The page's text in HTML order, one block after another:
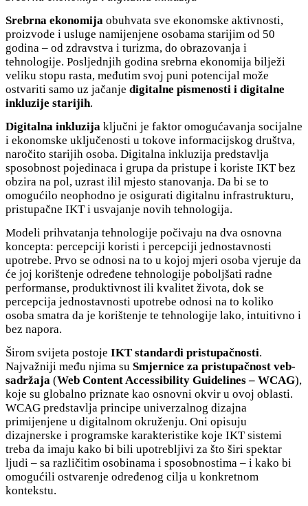
Srebrna ekonomija obuhvata sve ekonomske aktivnosti,
proizvode i usluge namijenjene osobama starijim od 50
godina – od zdravstva i turizma, do obrazovanja i
tehnologije. Posljednjih godina srebrna ekonomija bilježi
veliku stopu rasta, međutim svoj puni potencijal može
ostvariti samo uz jačanje digitalne pismenosti i digitalne
inkluzije starijih.
Digitalna inkluzija ključni je faktor omogućavanja socijalne
i ekonomske uključenosti u tokove informacijskog društva,
naročito starijih osoba. Digitalna inkluzija predstavlja
sposobnost pojedinaca i grupa da pristupe i koriste IKT bez
obzira na pol, uzrast ilil mjesto stanovanja. Da bi se to
omogućilo neophodno je osigurati digitalnu infrastrukturu,
pristupačne IKT i usvajanje novih tehnologija.
Modeli prihvatanja tehnologije počivaju na dva osnovna
koncepta: percepciji koristi i percepciji jednostavnosti
upotrebe. Prvo se odnosi na to u kojoj mjeri osoba vjeruje da
će joj korištenje određene tehnologije poboljšati radne
performanse, produktivnost ili kvalitet života, dok se
percepcija jednostavnosti upotrebe odnosi na to koliko
osoba smatra da je korištenje te tehnologije lako, intuitivno i
bez napora.
Širom svijeta postoje IKT standardi pristupačnosti.
Najvažniji među njima su Smjernice za pristupačnost veb-
sadržaja (Web Content Accessibility Guidelines – WCAG),
koje su globalno priznate kao osnovni okvir u ovoj oblasti.
WCAG predstavlja principe univerzalnog dizajna
primijenjene u digitalnom okruženju. Oni opisuju
dizajnerske i programske karakteristike koje IKT sistemi
treba da imaju kako bi bili upotrebljivi za što širi spektar
ljudi – sa različitim osobinama i sposobnostima – i kako bi
omogućili ostvarenje određenog cilja u konkretnom
kontekstu.